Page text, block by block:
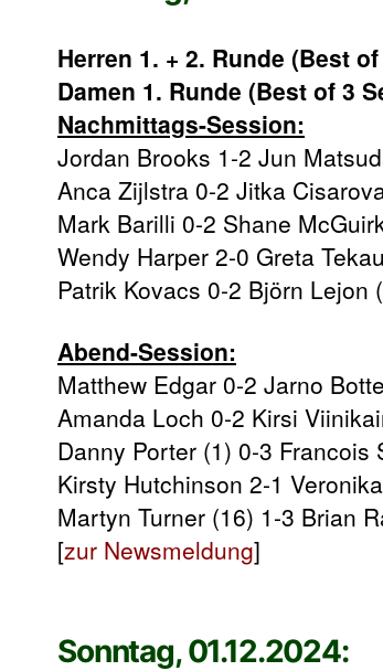
Herren 1. + 2. Runde (Best
Damen 1. Runde (Best of 3
Nachmittags-Session:
Jordan Brooks 1-2 Jun
Anca Zijlstra 0-2 Jitka
Mark Barilli 0-2 Shane
Wendy Harper 2-0 Greta
Patrik Kovacs 0-2 Björn Lejon
Abend-Session:
Matthew Edgar 0-2 Jarno
Amanda Loch 0-2 Kirsi
Danny Porter (1) 0-3 Francois
Kirsty Hutchinson 2-1
Martyn Turner (16) 1-3 Brian
[zur Newsmeldung]
Sonntag, 01.12.2024: